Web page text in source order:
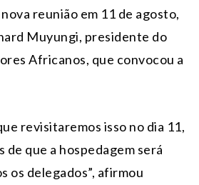
reunião em 11 de agosto,
Muyungi, presidente do
Africanos, que convocou a
revisitaremos isso no dia 11,
que a hospedagem será
os delegados”, afirmou